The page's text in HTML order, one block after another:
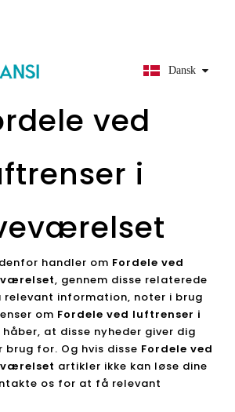
Dansk
ved
i
handler om Fordele ved
, gennem disse relaterede
relevant information, noter i brug
om Fordele ved luftrenser i
håber, at disse nyheder giver dig
for. Og hvis disse Fordele ved
artikler ikke kan løse dine
os for at få relevant